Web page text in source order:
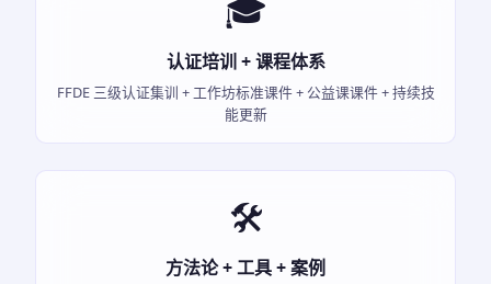
🎓
认证培训 + 课程体系
FFDE 三级认证集训 + 工作坊标准课件 + 公益课课件 + 持续技
能更新
🛠️
方法论 + 工具 + 案例